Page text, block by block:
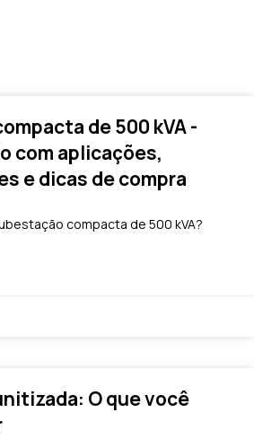
de 500 kVA -
com aplicações,
e dicas de compra
compacta de 500 kVA?
O que você